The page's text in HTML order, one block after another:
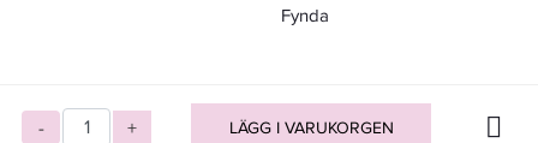
- + LÄGG I VARUKORGEN
Fynda